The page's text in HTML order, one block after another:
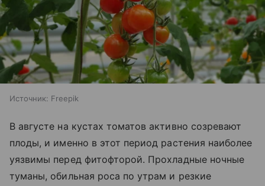
Источник: Freepik
В августе на кустах томатов активно созревают
плоды, и именно в этот период растения наиболее
уязвимы перед фитофторой. Прохладные ночные
туманы, обильная роса по утрам и резкие